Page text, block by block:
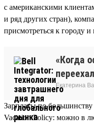
с американскими
и ряд других стран),
присмотреться к городу
«Когда
Екатерина
Зарплаты по
Vacation Policy: можно в